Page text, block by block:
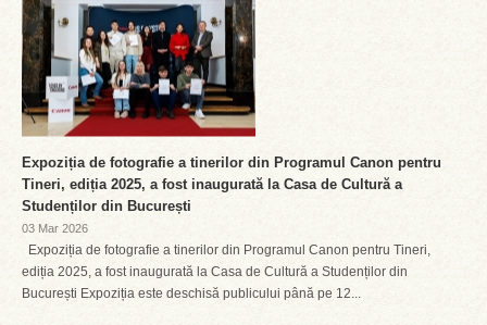
Expoziția de fotografie a tinerilor din Programul Canon pentru
Tineri, ediția 2025, a fost inaugurată la Casa de Cultură a
Studenților din București
03 Mar 2026
Expoziția de fotografie a tinerilor din Programul Canon pentru Tineri,
ediția 2025, a fost inaugurată la Casa de Cultură a Studenților din
București Expoziția este deschisă publicului până pe 12...